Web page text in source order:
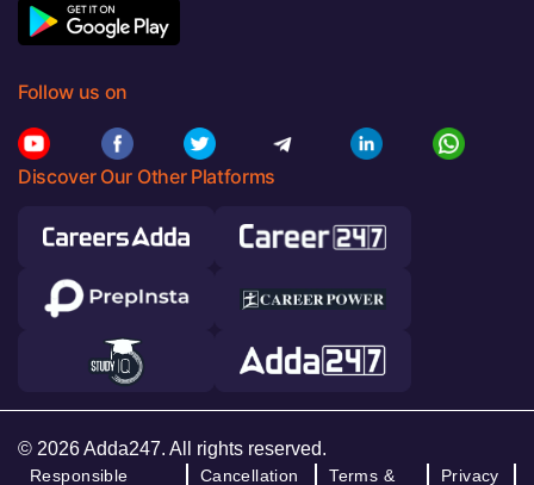
Follow us on
Discover Our Other Platforms
© 2026 Adda247. All rights reserved.
Responsible Cancellation Terms & Privacy